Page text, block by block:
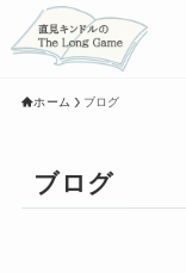
ホーム ブログ
ブログ